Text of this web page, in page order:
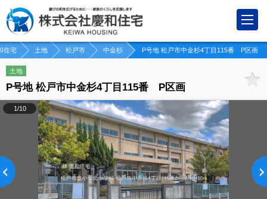
住宅 土地 松戸市 中金杉 P号地 松戸市中金杉4丁目115番 P区画
土地
P号地 松戸市中金杉4丁目115番 P区画
1/10